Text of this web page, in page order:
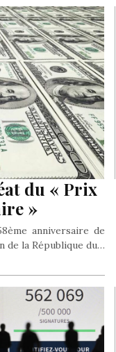
du « Prix
»
anniversaire de
de la République du…